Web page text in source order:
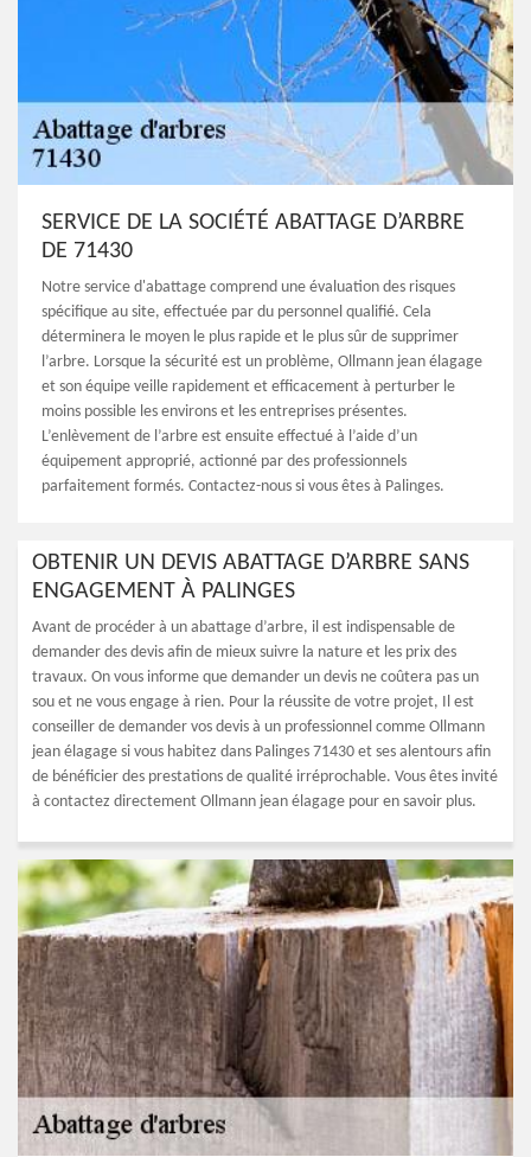
SERVICE DE LA SOCIÉTÉ ABATTAGE D’ARBRE
DE 71430
Notre service d'abattage comprend une évaluation des risques
spécifique au site, effectuée par du personnel qualifié. Cela
déterminera le moyen le plus rapide et le plus sûr de supprimer
l’arbre. Lorsque la sécurité est un problème, Ollmann jean élagage
et son équipe veille rapidement et efficacement à perturber le
moins possible les environs et les entreprises présentes.
L’enlèvement de l’arbre est ensuite effectué à l’aide d’un
équipement approprié, actionné par des professionnels
parfaitement formés. Contactez-nous si vous êtes à Palinges.
OBTENIR UN DEVIS ABATTAGE D’ARBRE SANS
ENGAGEMENT À PALINGES
Avant de procéder à un abattage d’arbre, il est indispensable de
demander des devis afin de mieux suivre la nature et les prix des
travaux. On vous informe que demander un devis ne coûtera pas un
sou et ne vous engage à rien. Pour la réussite de votre projet, Il est
conseiller de demander vos devis à un professionnel comme Ollmann
jean élagage si vous habitez dans Palinges 71430 et ses alentours afin
de bénéficier des prestations de qualité irréprochable. Vous êtes invité
à contactez directement Ollmann jean élagage pour en savoir plus.